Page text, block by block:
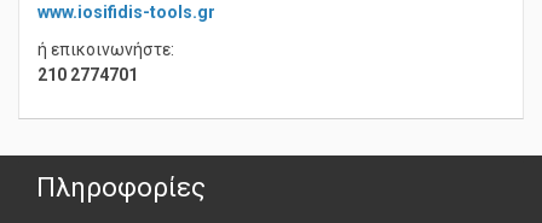
www.iosifidis-tools.gr
ή επικοινωνήστε:
210 2774701
Πληροφορίες